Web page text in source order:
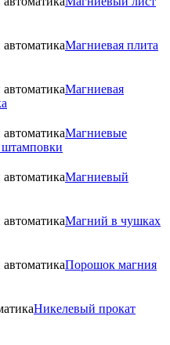
Магниевая плита
Магниевая
Магниевые
Магниевый
Магний в чушках
Порошок магния
Никелевый прокат